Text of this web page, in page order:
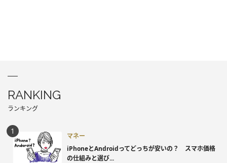
RANKING
ランキング
マネー
iPhoneとAndroidってどっちが安いの？ スマホ価格
の仕組みと選び...